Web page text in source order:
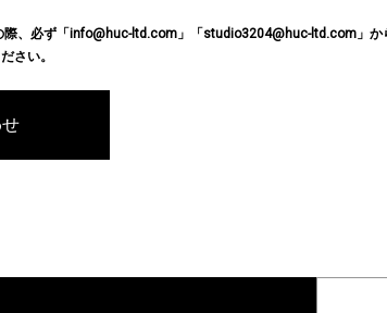
、必ず「info@huc-ltd.com」「studio3204@huc-ltd.com」か
さい。